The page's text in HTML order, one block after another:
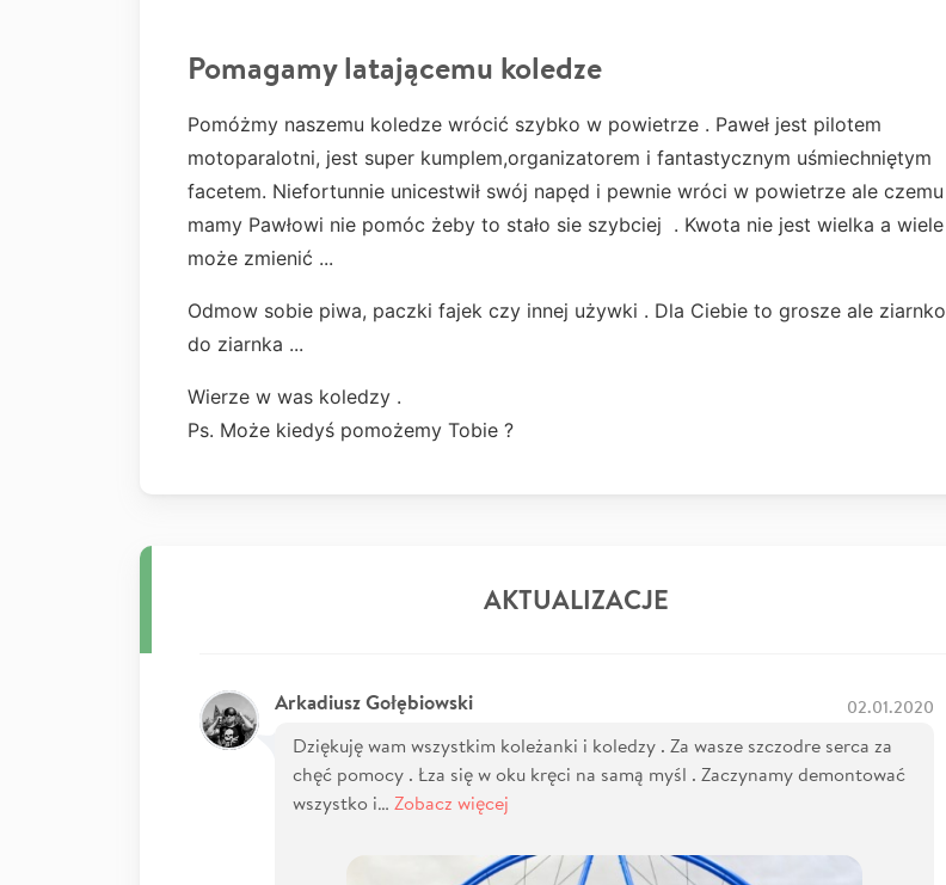
Pomagamy latającemu koledze
Pomóżmy naszemu koledze wrócić szybko w powietrze . Paweł jest pilotem
motoparalotni, jest super kumplem,organizatorem i fantastycznym uśmiechniętym
facetem. Niefortunnie unicestwił swój napęd i pewnie wróci w powietrze ale czemu
mamy Pawłowi nie pomóc żeby to stało sie szybciej . Kwota nie jest wielka a wiele
może zmienić ...
Odmow sobie piwa, paczki fajek czy innej używki . Dla Ciebie to grosze ale ziarnko
do ziarnka ...
Wierze w was koledzy .
Ps. Może kiedyś pomożemy Tobie ?
AKTUALIZACJE
Arkadiusz Gołębiowski 02.01.2020
Dziękuję wam wszystkim koleżanki i koledzy . Za wasze szczodre serca za
chęć pomocy . Łza się w oku kręci na samą myśl . Zaczynamy demontować
wszystko i… Zobacz więcej